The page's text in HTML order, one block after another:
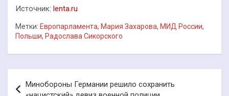
Источник: lenta.ru
Метки: Европарламента, Мария Захарова, МИД России,
Польши, Радослава Сикорского
по
Минобороны Германии решило сохранить